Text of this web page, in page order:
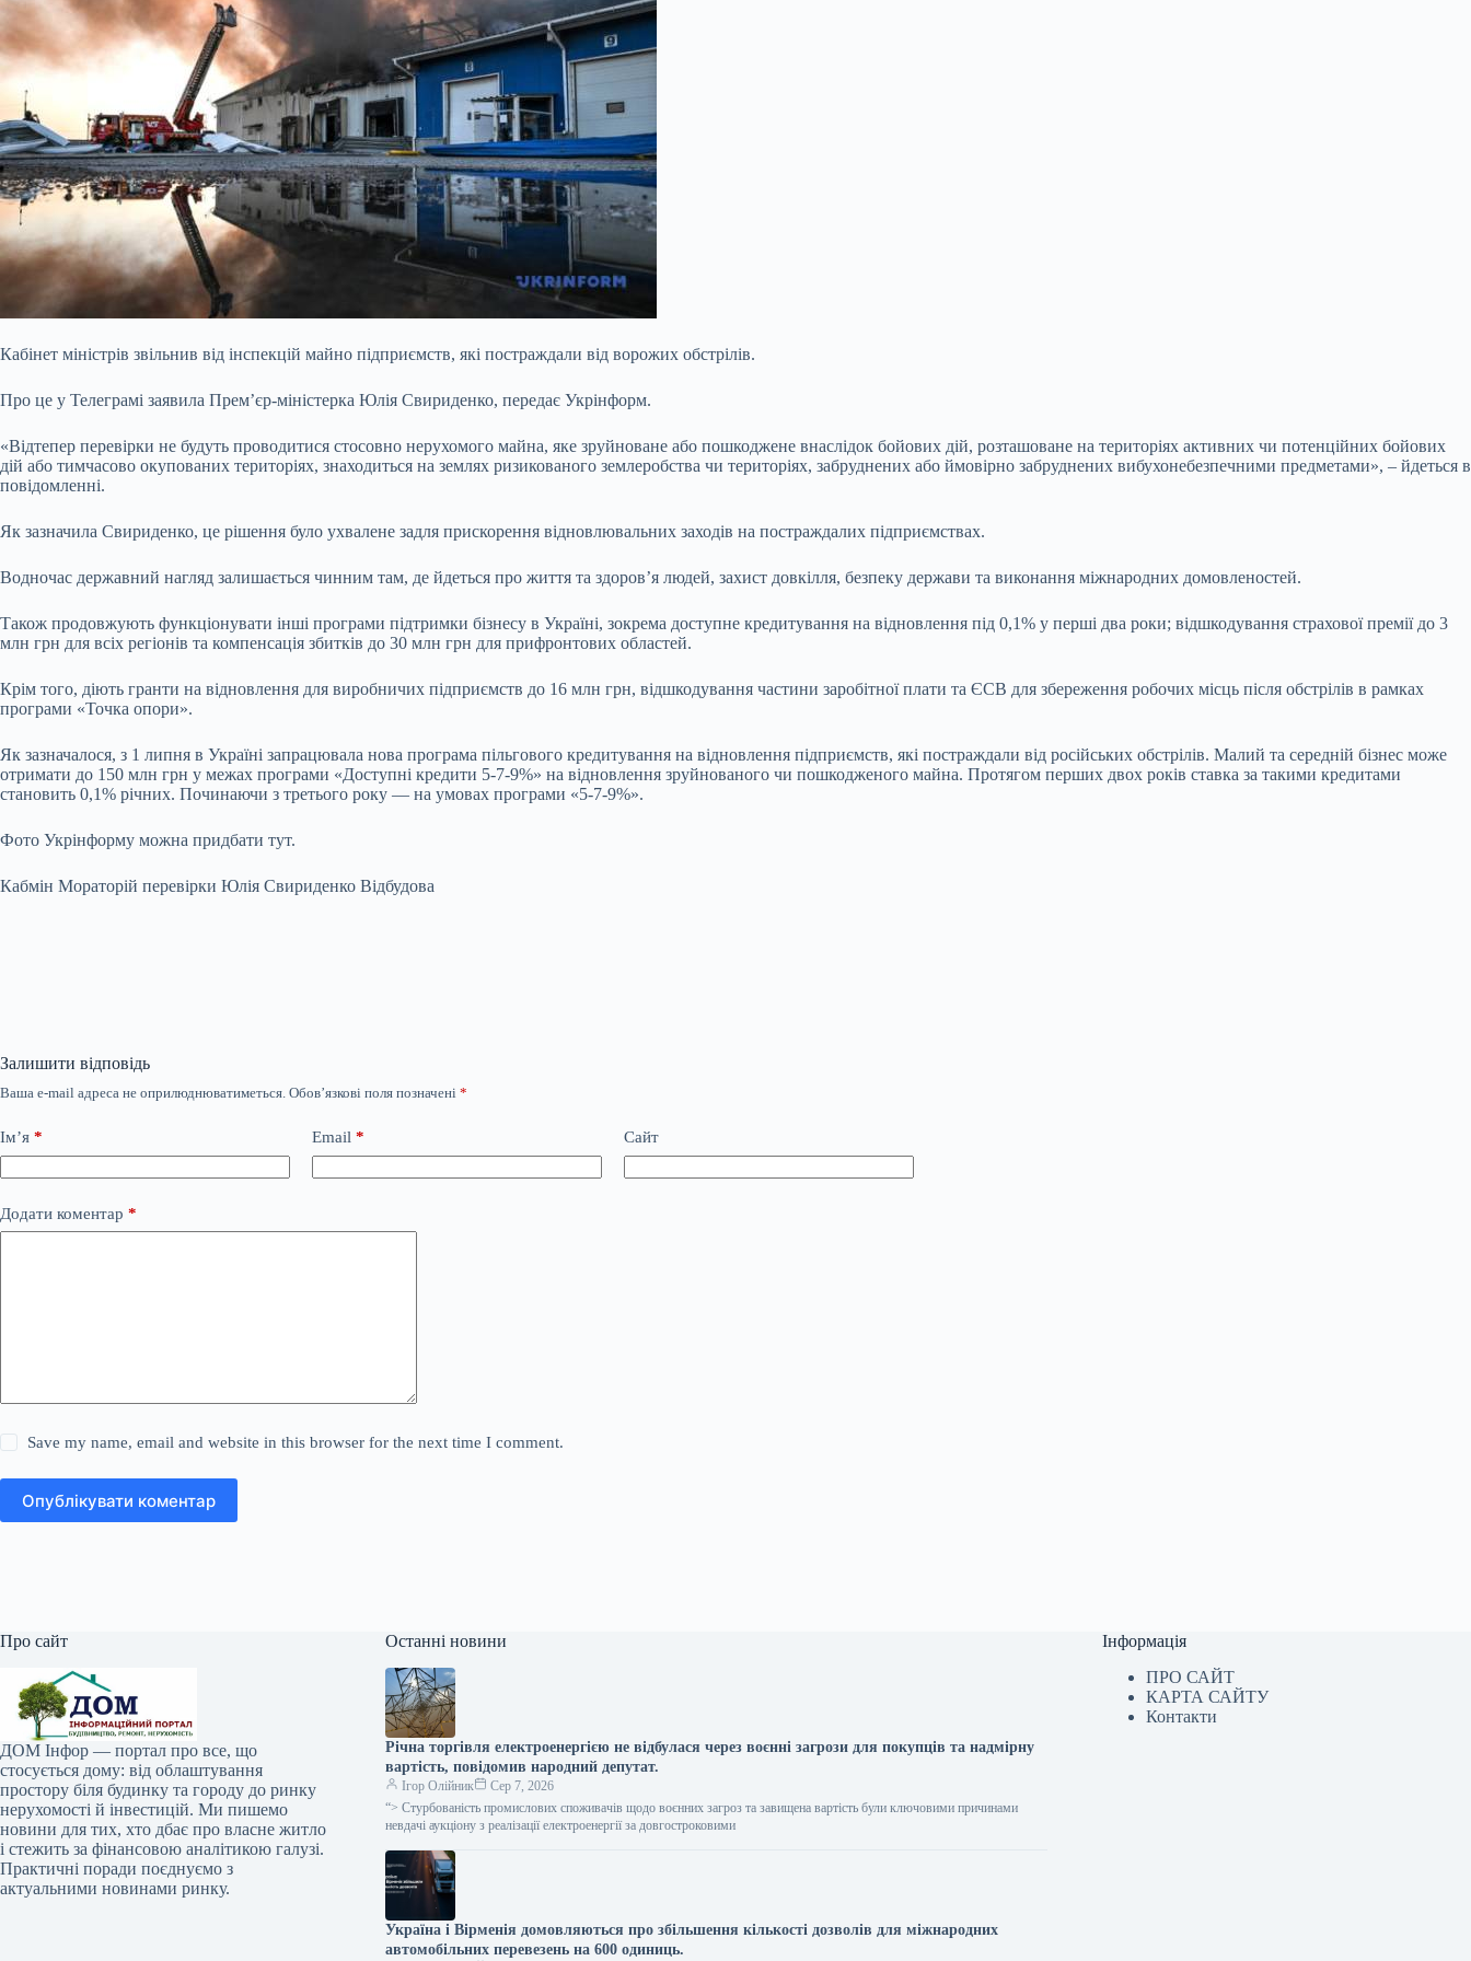
Кабінет міністрів звільнив від інспекцій майно підприємств, які постраждали від ворожих обстрілів.
Про це у Телеграмі заявила Прем’єр-міністерка Юлія Свириденко, передає Укрінформ.
«Відтепер перевірки не будуть проводитися стосовно нерухомого майна, яке зруйноване або пошкоджене внаслідок бойових дій, розташоване на територіях активних чи потенційних бойових
дій або тимчасово окупованих територіях, знаходиться на землях ризикованого землеробства чи територіях, забруднених або ймовірно забруднених вибухонебезпечними предметами», – йдеться в
повідомленні.
Як зазначила Свириденко, це рішення було ухвалене задля прискорення відновлювальних заходів на постраждалих підприємствах.
Водночас державний нагляд залишається чинним там, де йдеться про життя та здоров’я людей, захист довкілля, безпеку держави та виконання міжнародних домовленостей.
Також продовжують функціонувати інші програми підтримки бізнесу в Україні, зокрема доступне кредитування на відновлення під 0,1% у перші два роки; відшкодування страхової премії до 3
млн грн для всіх регіонів та компенсація збитків до 30 млн грн для прифронтових областей.
Крім того, діють гранти на відновлення для виробничих підприємств до 16 млн грн, відшкодування частини заробітної плати та ЄСВ для збереження робочих місць після обстрілів в рамках
програми «Точка опори».
Як зазначалося, з 1 липня в Україні запрацювала нова програма пільгового кредитування на відновлення підприємств, які постраждали від російських обстрілів. Малий та середній бізнес може
отримати до 150 млн грн у межах програми «Доступні кредити 5-7-9%» на відновлення зруйнованого чи пошкодженого майна. Протягом перших двох років ставка за такими кредитами
становить 0,1% річних. Починаючи з третього року — на умовах програми «5-7-9%».
Фото Укрінформу можна придбати тут.
Кабмін Мораторій перевірки Юлія Свириденко Відбудова
Залишити відповідь
Ваша e-mail адреса не оприлюднюватиметься. Обов’язкові поля позначені *
Ім’я * Email * Сайт
Додати коментар *
Save my name, email and website in this browser for the next time I comment.
Опублікувати коментар
Про сайт
ДОМ Інфор — портал про все, що
стосується дому: від облаштування
простору біля будинку та городу до ринку
нерухомості й інвестицій. Ми пишемо
новини для тих, хто дбає про власне житло
і стежить за фінансовою аналітикою галузі.
Практичні поради поєднуємо з
актуальними новинами ринку.
Останні новини
Річна торгівля електроенергією не відбулася через воєнні загрози для покупців та надмірну
вартість, повідомив народний депутат.
Ігор Олійник
Сер 7, 2026
“> Стурбованість промислових споживачів щодо воєнних загроз та завищена вартість були ключовими причинами
невдачі аукціону з реалізації електроенергії за довгостроковими
Україна і Вірменія домовляються про збільшення кількості дозволів для міжнародних
автомобільних перевезень на 600 одиниць.
Інформація
ПРО САЙТ
КАРТА САЙТУ
Контакти